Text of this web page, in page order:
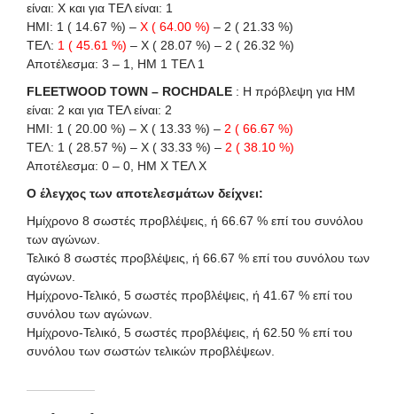
είναι: X και για ΤΕΛ είναι: 1
HΜI: 1 ( 14.67 %) – X ( 64.00 %) – 2 ( 21.33 %)
ΤΕΛ: 1 ( 45.61 %) – X ( 28.07 %) – 2 ( 26.32 %)
Αποτέλεσμα: 3 – 1, ΗΜ 1 ΤΕΛ 1
FLEETWOOD TOWN – ROCHDALE : Η πρόβλεψη για HΜ
είναι: 2 και για ΤΕΛ είναι: 2
HΜI: 1 ( 20.00 %) – X ( 13.33 %) – 2 ( 66.67 %)
ΤΕΛ: 1 ( 28.57 %) – X ( 33.33 %) – 2 ( 38.10 %)
Αποτέλεσμα: 0 – 0, ΗΜ Χ ΤΕΛ Χ
Ο έλεγχος των αποτελεσμάτων δείχνει:
Ημίχρονο 8 σωστές προβλέψεις, ή 66.67 % επί του συνόλου
των αγώνων.
Τελικό 8 σωστές προβλέψεις, ή 66.67 % επί του συνόλου των
αγώνων.
Ημίχρονο-Τελικό, 5 σωστές προβλέψεις, ή 41.67 % επί του
συνόλου των αγώνων.
Ημίχρονο-Τελικό, 5 σωστές προβλέψεις, ή 62.50 % επί του
συνόλου των σωστών τελικών προβλέψεων.